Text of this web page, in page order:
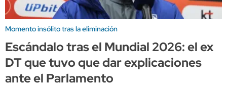
Momento insólito tras la eliminación
Escándalo tras el Mundial 2026: el ex
DT que tuvo que dar explicaciones
ante el Parlamento